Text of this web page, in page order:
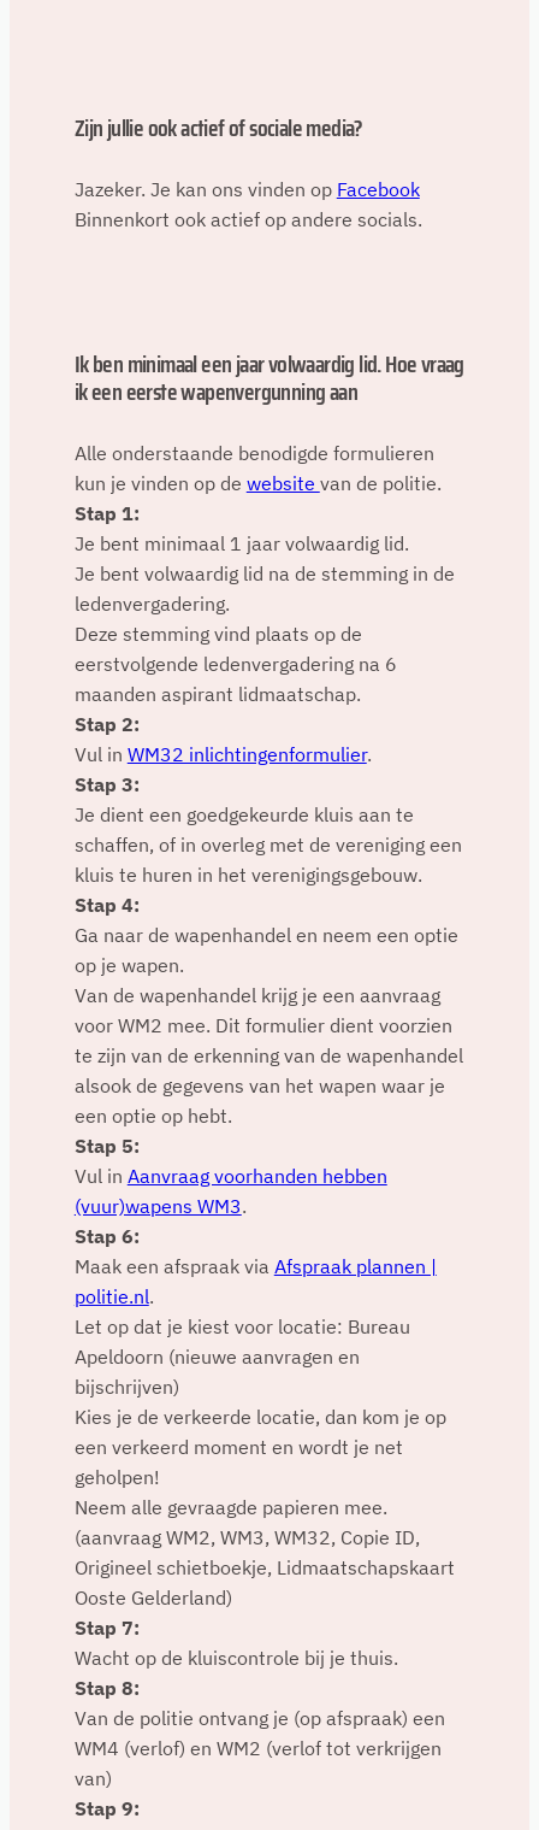
Zijn jullie ook actief of sociale media?
Jazeker. Je kan ons vinden op Facebook
Binnenkort ook actief op andere socials.
Ik ben minimaal een jaar volwaardig lid. Hoe vraag
ik een eerste wapenvergunning aan
Alle onderstaande benodigde formulieren
kun je vinden op de website van de politie.
Stap 1:
Je bent minimaal 1 jaar volwaardig lid.
Je bent volwaardig lid na de stemming in de
ledenvergadering.
Deze stemming vind plaats op de
eerstvolgende ledenvergadering na 6
maanden aspirant lidmaatschap.
Stap 2:
Vul in WM32 inlichtingenformulier.
Stap 3:
Je dient een goedgekeurde kluis aan te
schaffen, of in overleg met de vereniging een
kluis te huren in het verenigingsgebouw.
Stap 4:
Ga naar de wapenhandel en neem een optie
op je wapen.
Van de wapenhandel krijg je een aanvraag
voor WM2 mee. Dit formulier dient voorzien
te zijn van de erkenning van de wapenhandel
alsook de gegevens van het wapen waar je
een optie op hebt.
Stap 5:
Vul in Aanvraag voorhanden hebben
(vuur)wapens WM3.
Stap 6:
Maak een afspraak via Afspraak plannen |
politie.nl.
Let op dat je kiest voor locatie: Bureau
Apeldoorn (nieuwe aanvragen en
bijschrijven)
Kies je de verkeerde locatie, dan kom je op
een verkeerd moment en wordt je net
geholpen!
Neem alle gevraagde papieren mee.
(aanvraag WM2, WM3, WM32, Copie ID,
Origineel schietboekje, Lidmaatschapskaart
Ooste Gelderland)
Stap 7:
Wacht op de kluiscontrole bij je thuis.
Stap 8:
Van de politie ontvang je (op afspraak) een
WM4 (verlof) en WM2 (verlof tot verkrijgen
van)
Stap 9: